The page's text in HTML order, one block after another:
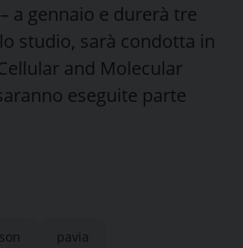
a gennaio e durerà tre
studio, sarà condotta in
and Molecular
eseguite parte
pavia